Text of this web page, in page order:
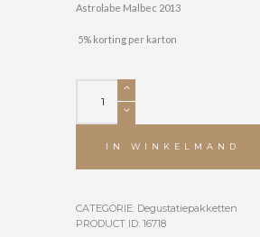
Astrolabe Malbec 2013
5% korting per karton
Wildpakket
aantal
IN WINKELMAND
CATEGORIE: Degustatiepakketten
PRODUCT ID: 16718